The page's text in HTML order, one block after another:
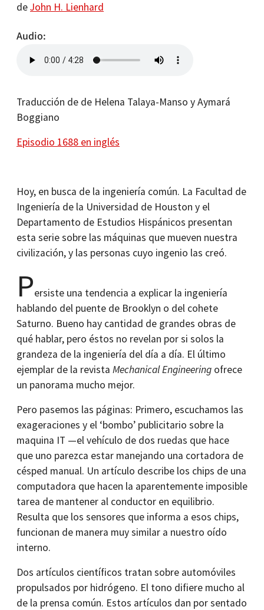
deJohn H. Lienhard
Audio
Traducción de de Helena Talaya-Manso y Aymará
Boggiano
Episodio 1688 en inglés
Hoy, en busca de la ingeniería común. La Facultad de
Ingeniería de la Universidad de Houston y el
Departamento de Estudios Hispánicos presentan
esta serie sobre las máquinas que mueven nuestra
civilización, y las personas cuyo ingenio las creó.
Persiste una tendencia a explicar la ingeniería
hablando del puente de Brooklyn o del cohete
Saturno. Bueno hay cantidad de grandes obras de
qué hablar, pero éstos no revelan por si solos la
grandeza de la ingeniería del día a día. El último
ejemplar de la revista Mechanical Engineering ofrece
un panorama mucho mejor.
Pero pasemos las páginas: Primero, escuchamos las
exageraciones y el ‘bombo’ publicitario sobre la
maquina IT —el vehículo de dos ruedas que hace
que uno parezca estar manejando una cortadora de
césped manual. Un artículo describe los chips de una
computadora que hacen la aparentemente imposible
tarea de mantener al conductor en equilibrio.
Resulta que los sensores que informa a esos chips,
funcionan de manera muy similar a nuestro oído
interno.
Dos artículos científicos tratan sobre automóviles
propulsados por hidrógeno. El tono difiere mucho al
de la prensa común. Estos artículos dan por sentado